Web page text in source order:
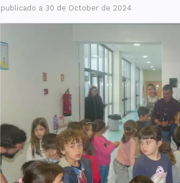
publicado a 30 de October de 2024